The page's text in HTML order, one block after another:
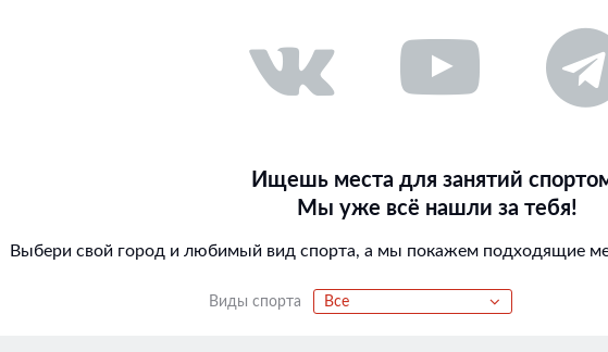
Ищешь места для занятий
Мы уже всё нашли за тебя!
Выбери свой город и любимый вид спорта, а мы покажем подходящие
Виды спорта Все